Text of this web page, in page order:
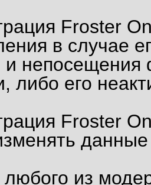
Froster
в случае
непосещения
либо его
Froster
из